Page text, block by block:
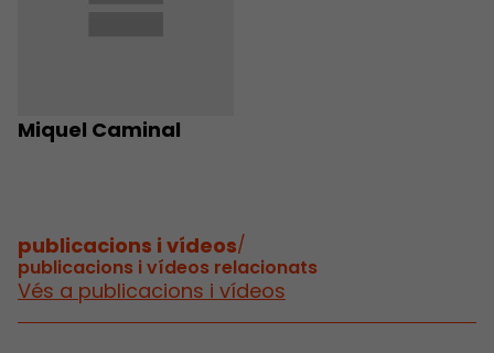
Miquel Caminal
publicacions i vídeos/
publicacions i vídeos relacionats
Vés a publicacions i vídeos